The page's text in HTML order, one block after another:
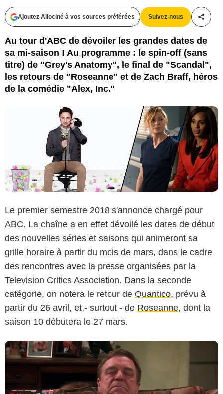
Ajoutez Allociné à vos sources préférées Suivez-nous
Au tour d'ABC de dévoiler les grandes dates de
sa mi-saison ! Au programme : le spin-off (sans
titre) de "Grey's Anatomy", le final de "Scandal",
les retours de "Roseanne" et de Zach Braff, héros
de la comédie "Alex, Inc."
ABC
Le premier semestre 2018 s'annonce chargé pour
ABC. La chaîne a en effet dévoilé les dates de début
des nouvelles séries et saisons qui animeront sa
grille horaire à partir du mois de mars, dans le cadre
des rencontres avec la presse organisées par la
Television Critics Association. Dans la seconde
catégorie, on notera le retour de Quantico, prévu à
partir du 26 avril, et - surtout - de Roseanne, dont la
saison 10 débutera le 27 mars.